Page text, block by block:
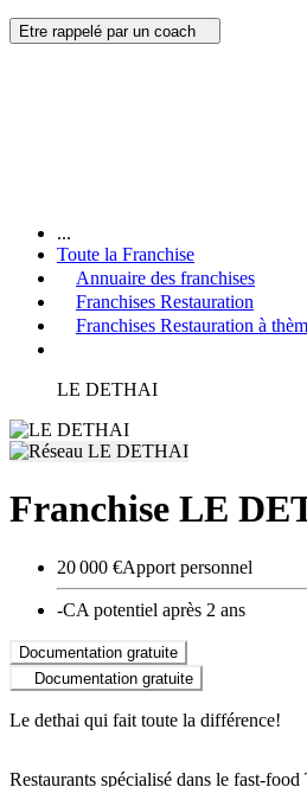
Etre rappelé par un coach
...
Toute la Franchise
Annuaire des franchises
Franchises Restauration
Franchises Restauration à
LE DETHAI
Franchise LE
20 000 €Apport personnel
-CA potentiel après 2 ans
Documentation gratuite
Documentation gratuite
Le dethai qui fait toute la différence!
Restaurants spécialisé dans le fast-food